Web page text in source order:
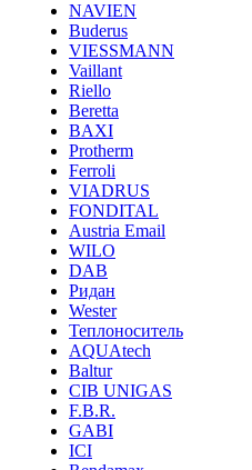
NAVIEN
Buderus
VIESSMANN
Vaillant
Riello
Beretta
BAXI
Protherm
Ferroli
VIADRUS
FONDITAL
Austria Email
WILO
DAB
Ридан
Wester
Теплоноситель
AQUAtech
Baltur
CIB UNIGAS
F.B.R.
GABI
ICI